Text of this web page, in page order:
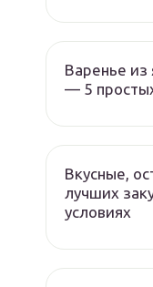
Варенье из
— 5
Вкусные,
лучших
условиях